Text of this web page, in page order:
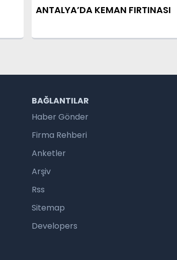
ANTALYA’DA KEMAN FIRTINASI
BAĞLANTILAR
Haber Gönder
Firma Rehberi
Anketler
Arşiv
Rss
Sitemap
Developers